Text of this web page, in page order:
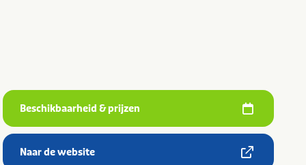
Beschikbaarheid & prijzen
Naar de website